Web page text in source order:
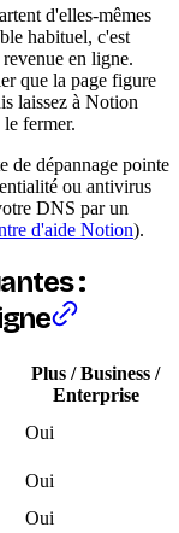
d'elles-mêmes
habituel, c'est
en ligne.
que la page figure
laissez à Notion
fermer.
de dépannage pointe
ou antivirus
DNS par un
d'aide Notion).
:
Plus / Business /
Enterprise
Oui
Oui
Oui